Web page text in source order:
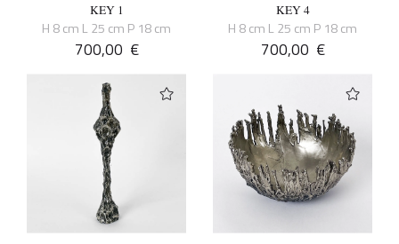
KEY 1
H 8 cm L 25 cm P 18 cm
700,00 €
KEY 4
H 8 cm L 25 cm P 18 cm
700,00 €